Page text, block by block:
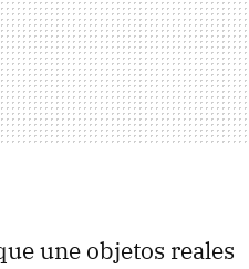
une objetos reales